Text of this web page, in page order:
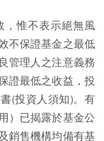
惟不表示絕無風
不保證基金之最低
管理人之注意義務
證最低之收益，投
(投資人須知)。有
）已揭露於基金公
銷售機構均備有基